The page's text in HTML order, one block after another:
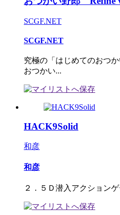
SCGF.NET
SCGF.NET
究極の「はじめてのおつ
おつかい...
HACK9Solid
和彦
和彦
２．５Ｄ潜入アクション